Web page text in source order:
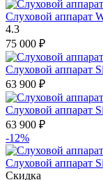
Слуховой аппарат
4.3
75 000 ₽
Слуховой аппарат
63 900 ₽
Слуховой аппарат
63 900 ₽
-12%
Слуховой аппарат
Скидка